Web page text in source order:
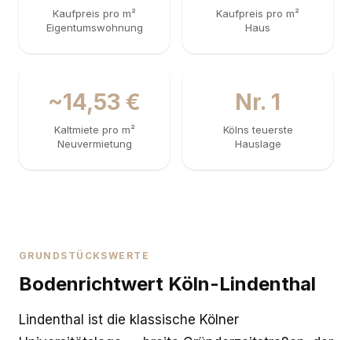
Kaufpreis pro m²
Eigentumswohnung
Kaufpreis pro m²
Haus
~14,53 €
Kaltmiete pro m²
Neuvermietung
Nr. 1
Kölns teuerste
Hauslage
GRUNDSTÜCKSWERTE
Bodenrichtwert Köln-Lindenthal
Lindenthal ist die klassische Kölner